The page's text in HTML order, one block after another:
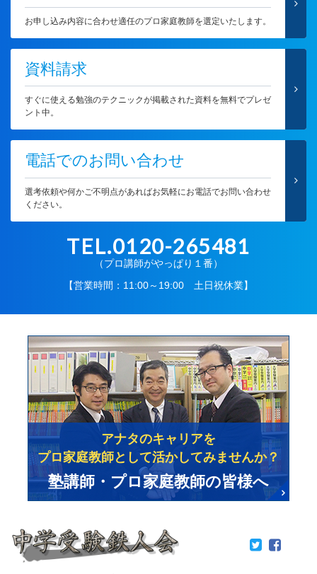
お申し込み内容に合わせ適任のプロ家庭教師を選定いたします。
資料請求
すぐに使える勉強のテクニックが掲載された資料を無料でプレゼ
ント中。
電話でのお問い合わせ
選考依頼や何かご不明点があればお気軽にお電話でお問い合わせ
ください。
TEL.0120-265481
（プロ講師がやっぱり１番）
【営業時間：11:00～19:00 土日祝休業】
アナタのキャリアを
プロ家庭教師として活かしてみませんか？
塾講師・プロ家庭教師の皆様へ